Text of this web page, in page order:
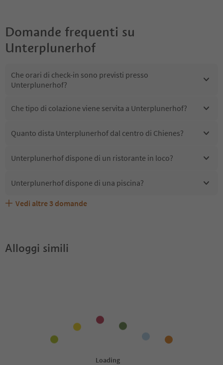
Domande frequenti su
Unterplunerhof
Che orari di check-in sono previsti presso
Unterplunerhof?
Che tipo di colazione viene servita a Unterplunerhof?
Quanto dista Unterplunerhof dal centro di Chienes?
Unterplunerhof dispone di un ristorante in loco?
Unterplunerhof dispone di una piscina?
Unterplunerhof accetta animali domestici?
Quali servizi/attività sono disponibili presso
Gli ospiti di Unterplunerhof ricevono l'Alto Adige Guest
Vedi altre 3 domande
Alloggi simili